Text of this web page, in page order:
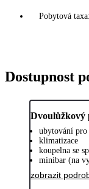
Pobytová
Dostupnost
Dvoulůžkový
ubytování pro
klimatizace
koupelna se
minibar (na
zobrazit